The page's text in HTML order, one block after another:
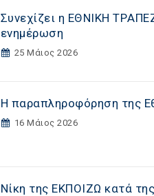
Συνεχίζει η ΕΘΝΙΚΗ
ενημέρωση
25 Μάιος 2026
Η παραπληροφόρηση της
16 Μάιος 2026
Νίκη της ΕΚΠΟΙΖΩ κατά